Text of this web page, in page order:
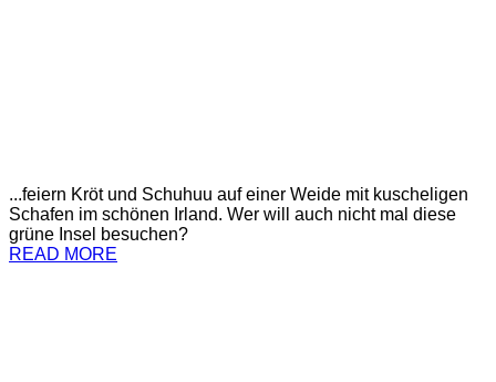
...feiern Kröt und Schuhuu auf einer Weide mit kuscheligen
Schafen im schönen Irland. Wer will auch nicht mal diese
grüne Insel besuchen?
READ MORE